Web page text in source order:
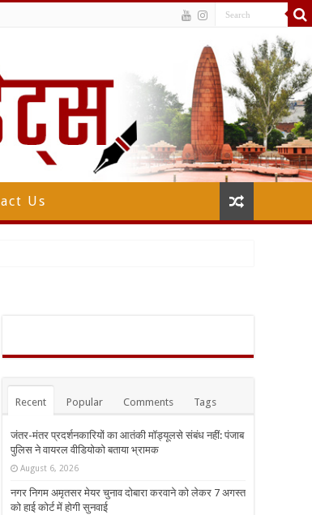
Us
Recent Popular Comments Tags
जंतर-मंतर प्रदर्शनकारियों का आतंकी मॉड्यूलसे संबंध नहीं: पंजाब
पुलिस ने वायरल वीडियोको बताया भ्रामक
August 6, 2026
नगर निगम अमृतसर मेयर चुनाव दोबारा करवाने को लेकर 7 अगस्त
को हाई कोर्ट में होगी सुनवाई